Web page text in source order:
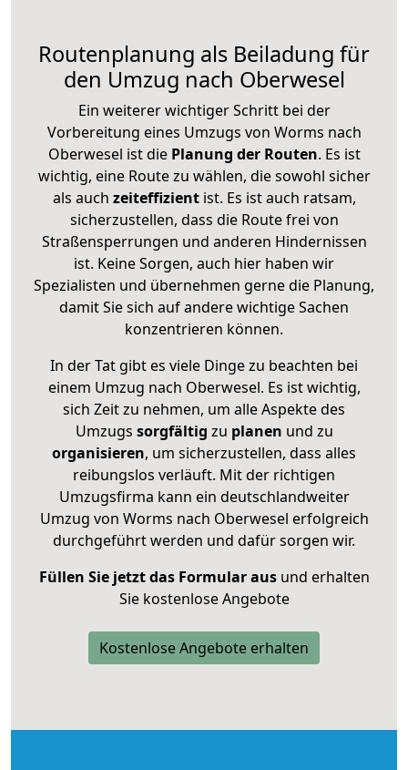
Routenplanung als Beiladung für
den Umzug nach Oberwesel
Ein weiterer wichtiger Schritt bei der
Vorbereitung eines Umzugs von Worms nach
Oberwesel ist diePlanung der Routen. Es ist
wichtig, eine Route zu wählen, die sowohl sicher
als auch zeiteffizientist. Es ist auch ratsam,
sicherzustellen, dass die Route frei von
Straßensperrungen und anderen Hindernissen
ist. Keine Sorgen, auch hier haben wir
Spezialisten und übernehmen gerne die Planung,
damit Sie sich auf andere wichtige Sachen
konzentrieren können.
In der Tat gibt es viele Dinge zu beachten bei
einem Umzug nach Oberwesel. Es ist wichtig,
sich Zeit zu nehmen, um alle Aspekte des
Umzugs sorgfältig zu planen und zu
organisieren, um sicherzustellen, dass alles
reibungslos verläuft. Mit der richtigen
Umzugsfirma kann ein deutschlandweiter
Umzug von Worms nach Oberwesel erfolgreich
durchgeführt werden und dafür sorgen wir.
Füllen Sie jetzt das Formular ausund erhalten
Sie kostenlose Angebote
Kostenlose Angebote erhalten